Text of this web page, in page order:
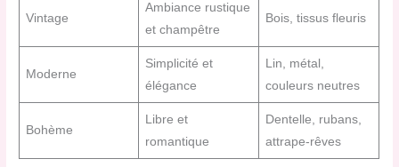
Vintage
Ambiance rustique
et champêtre
Bois, tissus fleuris
Moderne
Simplicité et
élégance
Lin, métal,
couleurs neutres
Bohème
Libre et
romantique
Dentelle, rubans,
attrape-rêves